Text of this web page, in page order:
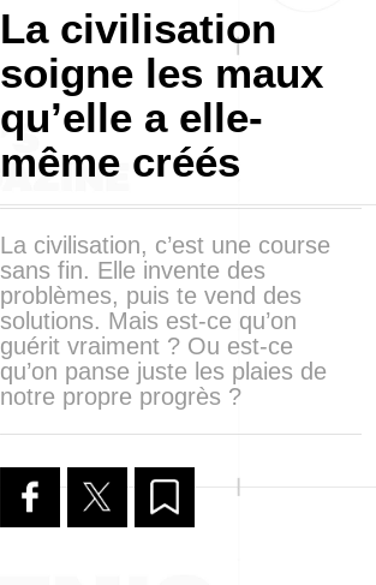
La civilisation
soigne les maux
qu’elle a elle-
même créés
La civilisation, c’est une course
sans fin. Elle invente des
problèmes, puis te vend des
solutions. Mais est-ce qu’on
guérit vraiment ? Ou est-ce
qu’on panse juste les plaies de
notre propre progrès ?